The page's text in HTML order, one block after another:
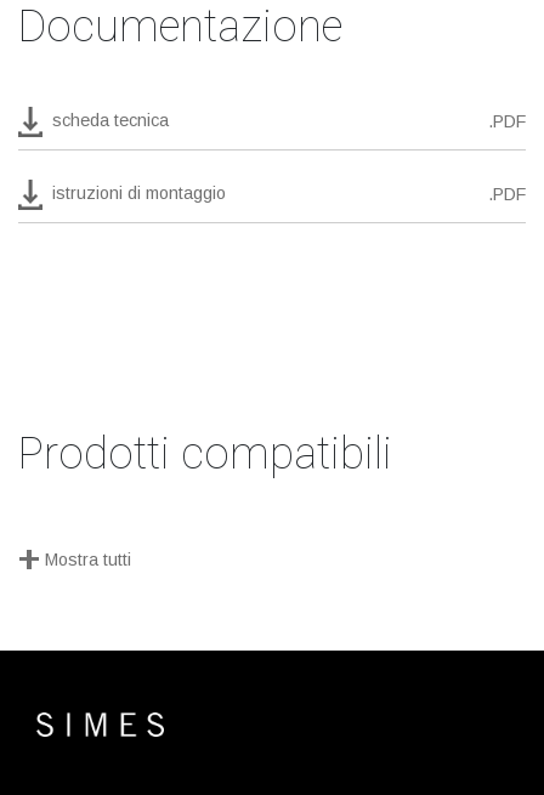
Documentazione
scheda tecnica .PDF
istruzioni di montaggio .PDF
Prodotti compatibili
+ Mostra tutti